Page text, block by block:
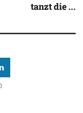
tanzt die ...